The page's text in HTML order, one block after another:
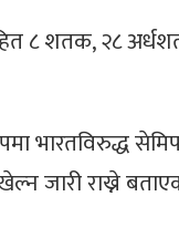
८ शतक, २८
भारतविरुद्ध
जारी राख्ने